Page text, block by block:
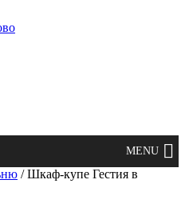
/ Шкаф-купе Гестия в